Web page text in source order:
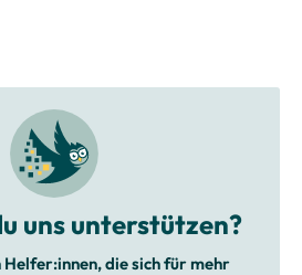
uns unterstützen?
Helfer:innen, die sich für mehr